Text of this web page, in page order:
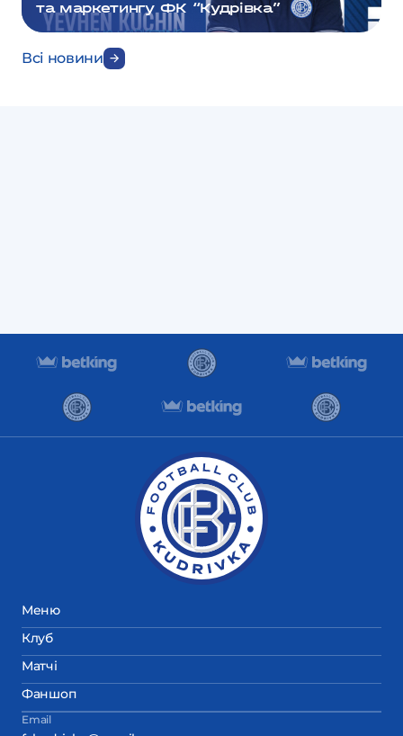
та маркетингу ФК “Кудрівка”
Всі новини
Меню
Клуб
Матчі
Фаншоп
Email